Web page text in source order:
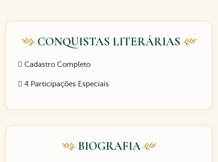
CONQUISTAS LITERÁRIAS
Cadastro Completo
4 Participações Especiais
BIOGRAFIA